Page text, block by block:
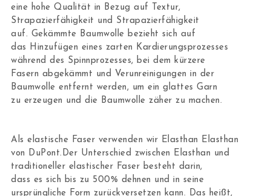
eine hohe Qualität in Bezug auf Textur,
Strapazierfähigkeit und Strapazierfähigkeit
auf. Gekämmte Baumwolle bezieht sich auf
das Hinzufügen eines zarten Kardierungsprozesses
während des Spinnprozesses, bei dem kürzere
Fasern abgekämmt und Verunreinigungen in der
Baumwolle entfernt werden, um ein glattes Garn
zu erzeugen und die Baumwolle zäher zu machen.
Als elastische Faser verwenden wir Elasthan Elasthan
von DuPont.Der Unterschied zwischen Elasthan und
traditioneller elastischer Faser besteht darin,
dass es sich bis zu 500% dehnen und in seine
ursprüngliche Form zurückversetzen kann. Das heißt,